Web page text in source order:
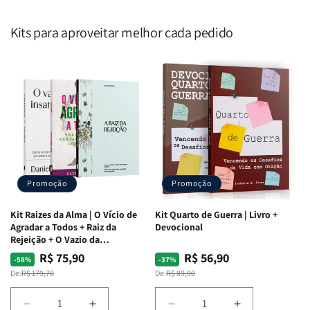
Kits para aproveitar melhor cada pedido
Promoção
Kit Raizes da Alma | O Vício de
Agradar a Todos + Raiz da
Rejeição + O Vazio da
Insatisfação.
-58%
Preço
normal
De:R$ 179,70
Preço
promocional
R$ 75,90
Promoção
Kit Quarto de Guerra | Livro +
Devocional
-37%
Preço
normal
De:R$ 89,90
Preço
promocional
R$ 56,90